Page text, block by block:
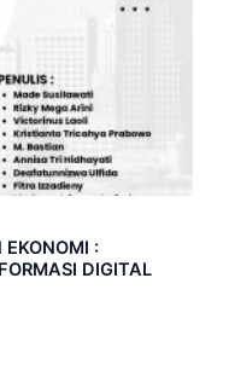
:
DIGITAL